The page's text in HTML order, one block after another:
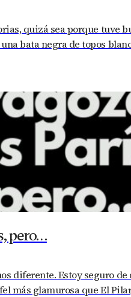
quizá sea porque tuve
bata negra de topos
pero…
diferente. Estoy seguro
más glamurosa que El